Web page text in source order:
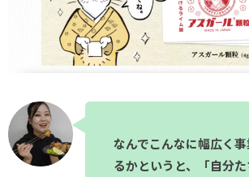
なんでこんなに幅広く
るかというと、「自分